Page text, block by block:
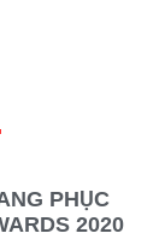
PHỤC
2020